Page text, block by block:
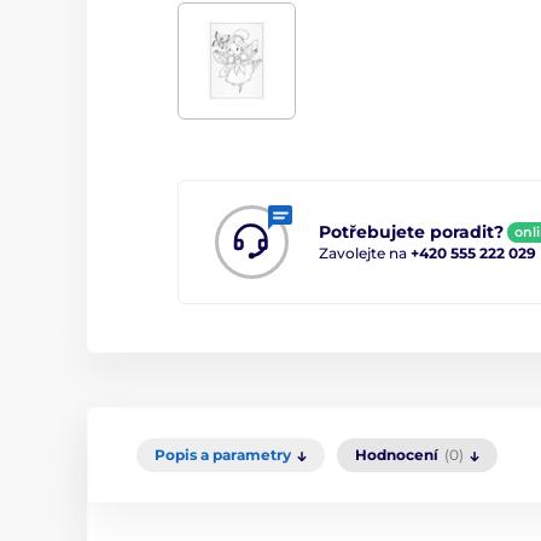
Potřebujete poradit?
Zavolejte na +420 555 222 029
Popis a parametry Hodnocení (0)